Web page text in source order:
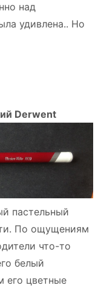
над
удивлена.. Но
Derwent
пастельный
По ощущениям
что-то
белый
его цветные